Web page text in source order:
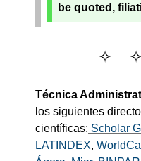
be quoted,
Técnica
los siguientes
científicas: Scholar
LATINDEX,